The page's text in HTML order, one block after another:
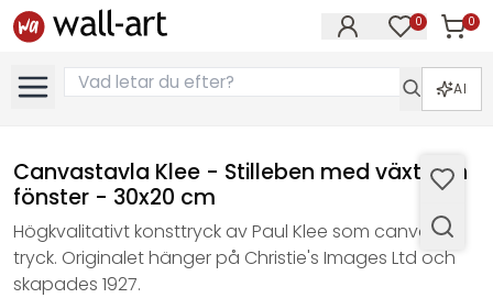
0 0
AI
Canvastavla Klee - Stilleben med växt och
fönster - 30x20 cm
Högkvalitativt konsttryck av Paul Klee som canvas-
tryck. Originalet hänger på Christie's Images Ltd och
skapades 1927.